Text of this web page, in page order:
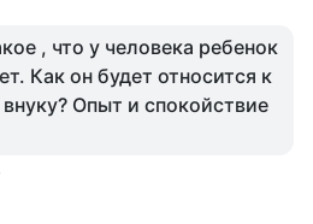
, что у человека ребенок
Как он будет относится к
Опыт и спокойствие